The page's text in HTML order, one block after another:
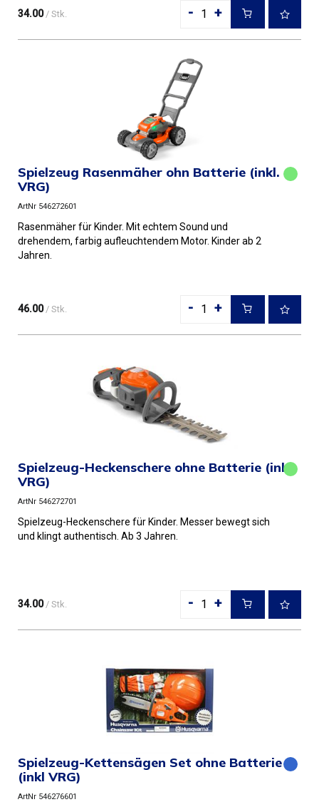
- +
34.00 / Stk.
Spielzeug Rasenmäher ohn Batterie (inkl.
VRG)
ArtNr 546272601
Rasenmäher für Kinder. Mit echtem Sound und
drehendem, farbig aufleuchtendem Motor. Kinder ab 2
Jahren.
- +
46.00 / Stk.
Spielzeug-Heckenschere ohne Batterie (inkl
VRG)
ArtNr 546272701
Spielzeug-Heckenschere für Kinder. Messer bewegt sich
und klingt authentisch. Ab 3 Jahren.
- +
34.00 / Stk.
Spielzeug-Kettensägen Set ohne Batterie
(inkl VRG)
ArtNr 546276601